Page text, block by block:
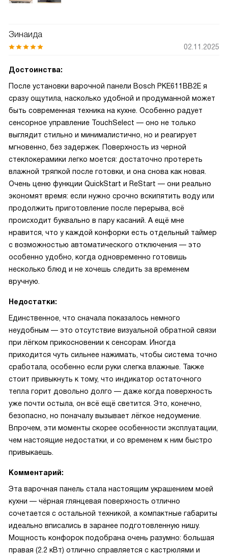
Зинаида
02.11.2025
Достоинства:
После установки варочной панели Bosch PKE611BB2E я
сразу ощутила, насколько удобной и продуманной может
быть современная техника на кухне. Особенно радует
сенсорное управление TouchSelect — оно не только
выглядит стильно и минималистично, но и реагирует
мгновенно, без задержек. Поверхность из черной
стеклокерамики легко моется: достаточно протереть
влажной тряпкой после готовки, и она снова как новая.
Очень ценю функции QuickStart и ReStart — они реально
экономят время: если нужно срочно вскипятить воду или
продолжить приготовление после перерыва, всё
происходит буквально в пару касаний. А ещё мне
нравится, что у каждой конфорки есть отдельный таймер
с возможностью автоматического отключения — это
особенно удобно, когда одновременно готовишь
несколько блюд и не хочешь следить за временем
вручную.
Недостатки:
Единственное, что сначала показалось немного
неудобным — это отсутствие визуальной обратной связи
при лёгком прикосновении к сенсорам. Иногда
приходится чуть сильнее нажимать, чтобы система точно
сработала, особенно если руки слегка влажные. Также
стоит привыкнуть к тому, что индикатор остаточного
тепла горит довольно долго — даже когда поверхность
уже почти остыла, он всё ещё светится. Это, конечно,
безопасно, но поначалу вызывает лёгкое недоумение.
Впрочем, эти моменты скорее особенности эксплуатации,
чем настоящие недостатки, и со временем к ним быстро
привыкаешь.
Комментарий:
Эта варочная панель стала настоящим украшением моей
кухни — чёрная глянцевая поверхность отлично
сочетается с остальной техникой, а компактные габариты
идеально вписались в заранее подготовленную нишу.
Мощность конфорок подобрана очень разумно: большая
правая (2.2 кВт) отлично справляется с кастрюлями и